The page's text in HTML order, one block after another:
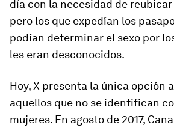
día con la necesidad de
pero los que expedían los
podían determinar el sexo por
les eran desconocidos.
Hoy, X presenta la única opción
aquellos que no se identifican
mujeres. En agosto de 2017,